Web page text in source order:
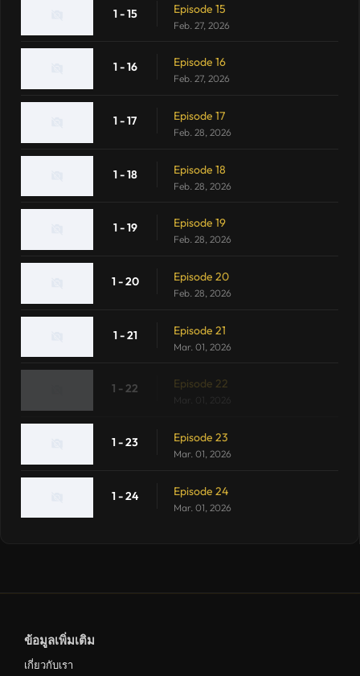
1 - 15 Episode 15
Feb. 27, 2026
1 - 16 Episode 16
Feb. 27, 2026
1 - 17 Episode 17
Feb. 28, 2026
1 - 18 Episode 18
Feb. 28, 2026
1 - 19 Episode 19
Feb. 28, 2026
1 - 20 Episode 20
Feb. 28, 2026
1 - 21 Episode 21
Mar. 01, 2026
1 - 22 Episode 22
1 - 23 Episode 23
Mar. 01, 2026
1 - 24 Episode 24
Mar. 01, 2026
ข้อมูลเพิ่มเติม
เกี่ยวกับเรา